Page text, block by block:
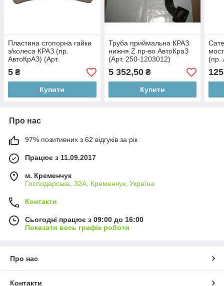
Пластина стопорна гайки
з/колеса КРАЗ (пр.
АвтоКрАЗ) (Арт.
256Б-3104094)
5 ₴
Купити
Труба приймальна КРАЗ
нижня Z пр-во АвтоКраЗ
(Арт. 250-1203012)
5 352,50₴
Купити
(пр.
125
Про нас
97% позитивних з 62 відгуків за рік
Працює з 11.09.2017
м. Кременчук
Господарська, 32А, Кременчук, Україна
Контакти
Сьогодні працює з 09:00 до 16:00
Показати весь графік роботи
Про нас
Контакти